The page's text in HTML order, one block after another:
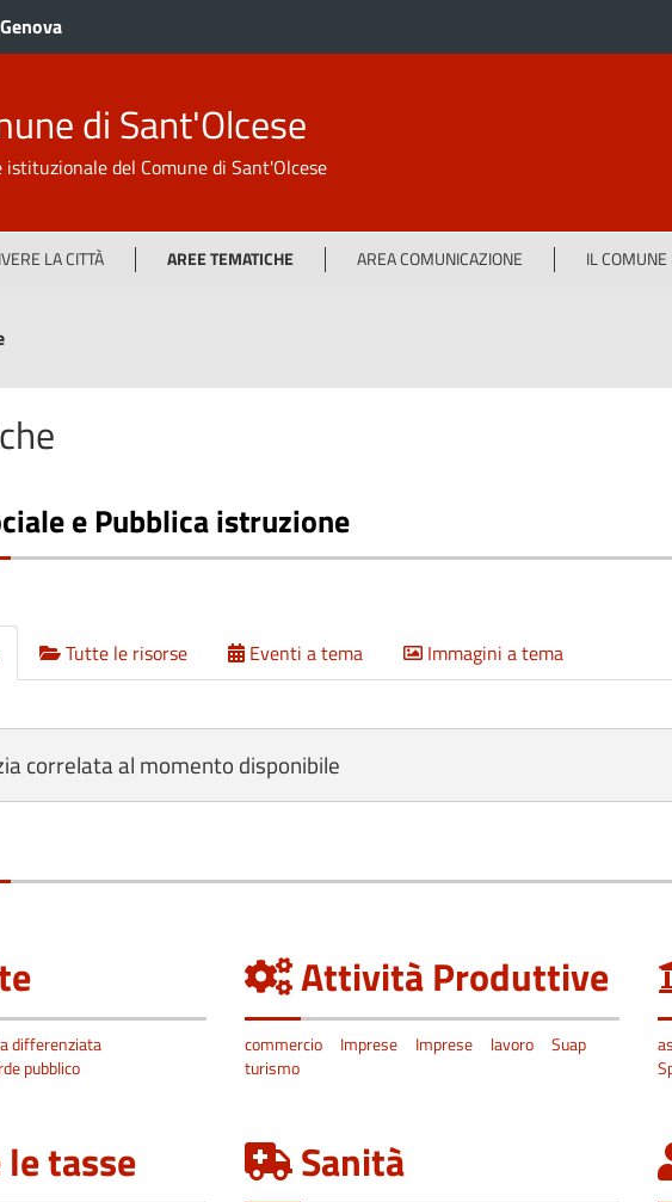
di Sant'Olcese
istituzionale del Comune di Sant'Olcese
LA CITTÀ AREE TEMATICHE AREA COMUNICAZIONE IL
e Pubblica istruzione
Tutte le risorse Eventi a tema Immagini a tema
correlata al momento disponibile
differenziata
pubblico
Attività Produttive
commercio Imprese Imprese lavoro
Suap
turismo
le tasse Sanità